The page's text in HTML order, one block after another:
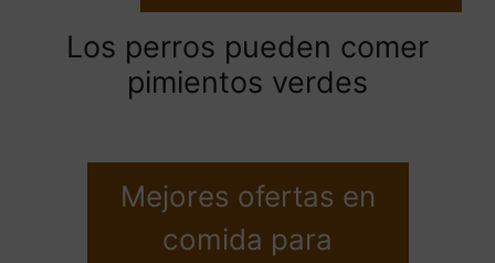
Los perros pueden comer
pimientos verdes
Mejores ofertas en
comida para